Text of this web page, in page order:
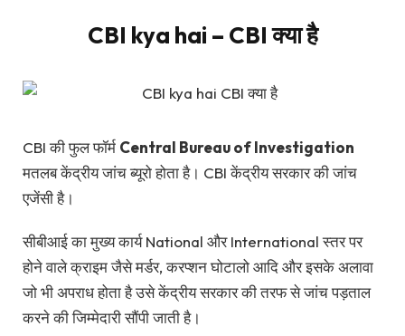
CBI kya hai – CBI क्या है
CBI की फुल फॉर्म Central Bureau of Investigation
मतलब केंद्रीय जांच ब्यूरो होता है। CBI केंद्रीय सरकार की जांच
एजेंसी है।
सीबीआई का मुख्य कार्य National और International स्तर पर
होने वाले क्राइम जैसे मर्डर, करप्शन घोटालो आदि और इसके अलावा
जो भी अपराध होता है उसे केंद्रीय सरकार की तरफ से जांच पड़ताल
करने की जिम्मेदारी सौंपी जाती है।